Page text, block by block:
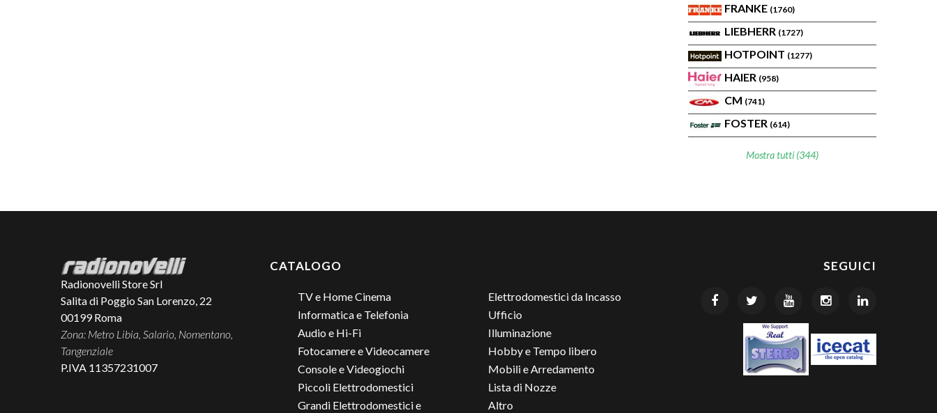
FRANKE (1760)
LIEBHERR (1727)
HOTPOINT (1277)
HAIER (958)
CM (741)
FOSTER (614)
Mostra tutti (344)
SEGUICI
Radionovelli Store Srl
Salita di Poggio San Lorenzo, 22
00199 Roma
Zona: Metro Libia, Salario, Nomentano,
Tangenziale
P.IVA 11357231007
CATALOGO
TV e Home Cinema
Informatica e Telefonia
Audio e Hi-Fi
Fotocamere e Videocamere
Console e Videogiochi
Piccoli Elettrodomestici
Grandi Elettrodomestici e
Elettrodomestici da Incasso
Ufficio
Illuminazione
Hobby e Tempo libero
Mobili e Arredamento
Lista di Nozze
Altro